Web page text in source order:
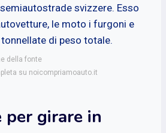
svizzere. Esso
le moto i furgoni e
di peso totale.
della fonte
su noicompriamoauto.it
per girare in